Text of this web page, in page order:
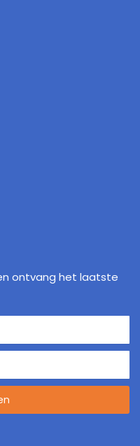
ontvang het laatste